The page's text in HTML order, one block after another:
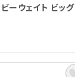
ーウェイト ビッグ